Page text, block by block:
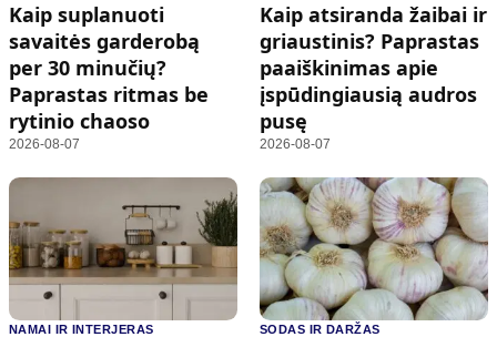
Kaip suplanuoti
savaitės garderobą
per 30 minučių?
Paprastas ritmas be
rytinio chaoso
2026-08-07
Kaip atsiranda žaibai ir
griaustinis? Paprastas
paaiškinimas apie
įspūdingiausią audros
pusę
2026-08-07
NAMAI IR INTERJERAS SODAS IR DARŽAS